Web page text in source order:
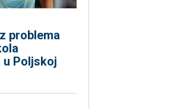
problema
u Poljskoj